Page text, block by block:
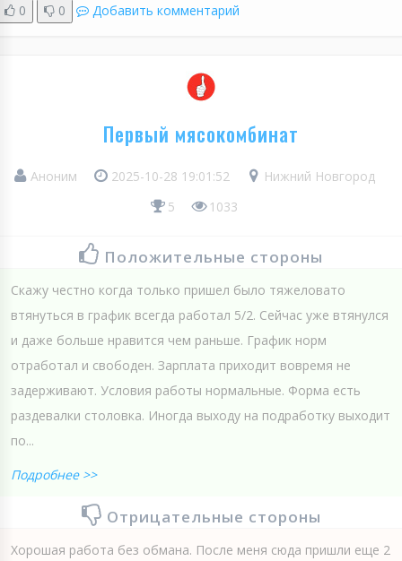
0 0 Добавить комментарий
Первый мясокомбинат
Аноним 2025-10-28 19:01:52
Нижний Новгород
5
1033
Положительные стороны
Скажу честно когда только пришел было тяжеловато
втянуться в график всегда работал 5/2. Сейчас уже втянулся
и даже больше нравится чем раньше. График норм
отработал и свободен. Зарплата приходит вовремя не
задерживают. Условия работы нормальные. Форма есть
раздевалки столовка. Иногда выходу на подработку выходит
по...
Подробнее >>
Отрицательные стороны
Хорошая работа без обмана. После меня сюда пришли еще 2